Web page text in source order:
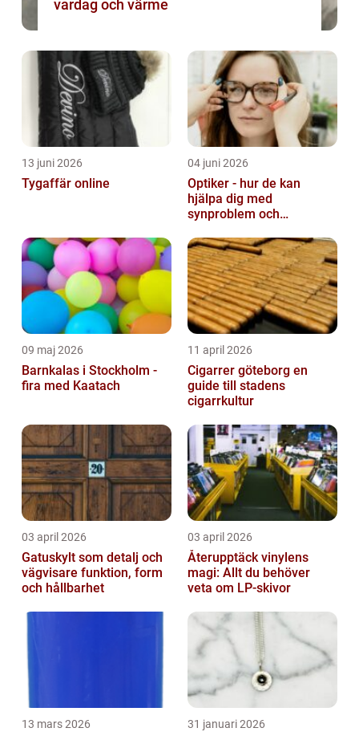
vardag och värme
13 juni 2026
Tygaffär online
04 juni 2026
Optiker - hur de kan
hjälpa dig med
synproblem och
09 maj 2026
Barnkalas i Stockholm -
fira med Kaatach
11 april 2026
Cigarrer göteborg en
guide till stadens
cigarrkultur
03 april 2026
Gatuskylt som detalj och
vägvisare funktion, form
och hållbarhet
03 april 2026
Återupptäck vinylens
magi: Allt du behöver
veta om LP-skivor
13 mars 2026 31 januari 2026